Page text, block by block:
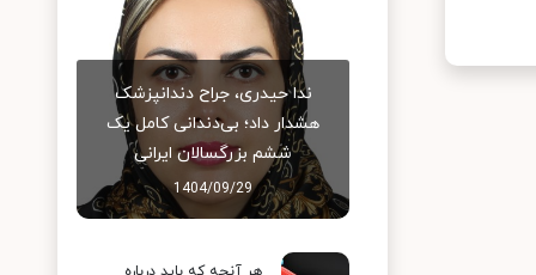
ندا حیدری، جراح دندانپزشک
هشدار داد؛ بی‌دندانی کامل یک
ششم بزرگسالان ایرانی
1404/09/29